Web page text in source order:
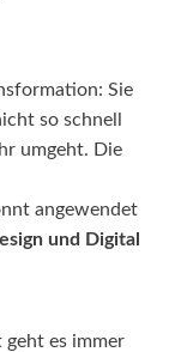
Sie
so schnell
umgeht. Die
angewendet
und Digital
geht es immer